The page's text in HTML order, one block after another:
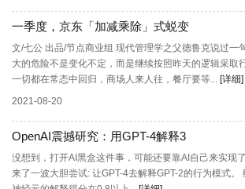
一季度，京东「加减乘除」式蜕变
文/七公 出品/节点商业组 现代管理学之父德鲁克说过一
大的危险不是变化不定，而是继续按照昨天的逻辑采取
一切都在常态中回归，商场人来人往，餐厅要等... [详细]
2021-08-20
OpenAI震撼研究：用GPT-4解释3
没想到，打开AI黑盒这件事，可能还要靠AI自己来实现
来了一波大胆尝试: 让GPT-4去解释GPT-2的行为模式。